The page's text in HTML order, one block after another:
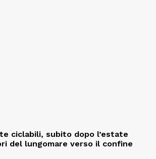
ciclabili, subito dopo l’estate
del lungomare verso il confine